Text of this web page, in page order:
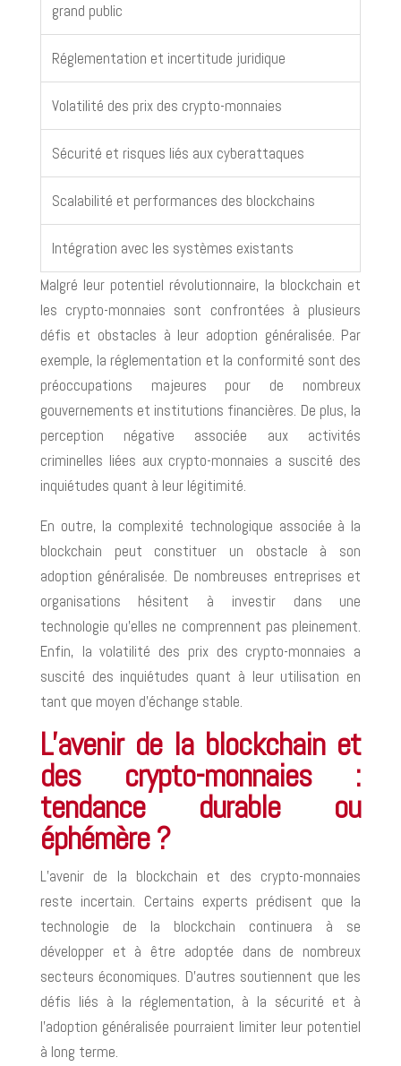
grand public
Réglementation et incertitude juridique
Volatilité des prix des crypto-monnaies
Sécurité et risques liés aux cyberattaques
Scalabilité et performances des blockchains
Intégration avec les systèmes existants
Malgré leur potentiel révolutionnaire, la blockchain et
les crypto-monnaies sont confrontées à plusieurs
défis et obstacles à leur adoption généralisée. Par
exemple, la réglementation et la conformité sont des
préoccupations majeures pour de nombreux
gouvernements et institutions financières. De plus, la
perception négative associée aux activités
criminelles liées aux crypto-monnaies a suscité des
inquiétudes quant à leur légitimité.
En outre, la complexité technologique associée à la
blockchain peut constituer un obstacle à son
adoption généralisée. De nombreuses entreprises et
organisations hésitent à investir dans une
technologie qu’elles ne comprennent pas pleinement.
Enfin, la volatilité des prix des crypto-monnaies a
suscité des inquiétudes quant à leur utilisation en
tant que moyen d’échange stable.
L’avenir de la blockchain et
des crypto-monnaies :
tendance durable ou
éphémère ?
L’avenir de la blockchain et des crypto-monnaies
reste incertain. Certains experts prédisent que la
technologie de la blockchain continuera à se
développer et à être adoptée dans de nombreux
secteurs économiques. D’autres soutiennent que les
défis liés à la réglementation, à la sécurité et à
l’adoption généralisée pourraient limiter leur potentiel
à long terme.